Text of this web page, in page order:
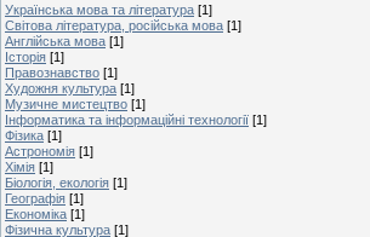
Українська мова та література [1]
Світова література, російська мова [1]
Англійська мова [1]
Історія [1]
Правознавство [1]
Художня культура [1]
Музичне мистецтво [1]
Інформатика та інформаційні технології [1]
Фізика [1]
Астрономія [1]
Хімія [1]
Біологія, екологія [1]
Географія [1]
Економіка [1]
Фізична культура [1]